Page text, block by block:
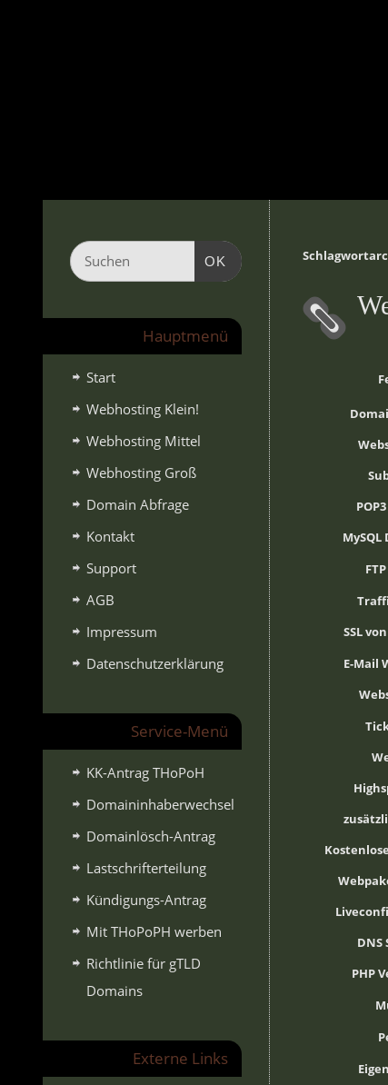
SSL
E-Mail
DNS
PHP
OK
Hauptmenü
Start
Webhosting Klein!
Webhosting Mittel
Webhosting Groß
Domain Abfrage
Kontakt
Support
AGB
Impressum
Datenschutzerklärung
Service-Menü
KK-Antrag THoPoH
Domaininhaberwechsel
Domainlösch-Antrag
Lastschrifterteilung
Kündigungs-Antrag
Mit THoPoPH werben
Richtlinie für gTLD
Domains
Externe Links